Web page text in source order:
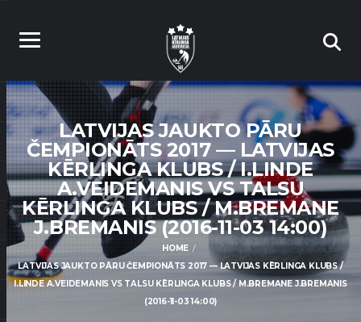
LATVIJAS JAUKTO PĀRU
ČEMPIONĀTS 2017 — LATVIJAS
KĒRLINGA KLUBS / I.LINDE
A.VEIDEMANIS VS TALSU
KĒRLINGA KLUBS / M.BREMANE
J.BREMANIS (2016-11-03 14:00)
HOME
LATVIJAS JAUKTO PĀRU ČEMPIONĀTS 2017 — LATVIJAS KĒRLINGA KLUBS /
I.LINDE A.VEIDEMANIS VS TALSU KĒRLINGA KLUBS / M.BREMANE J.BREMANIS
(2016-11-03 14:00)